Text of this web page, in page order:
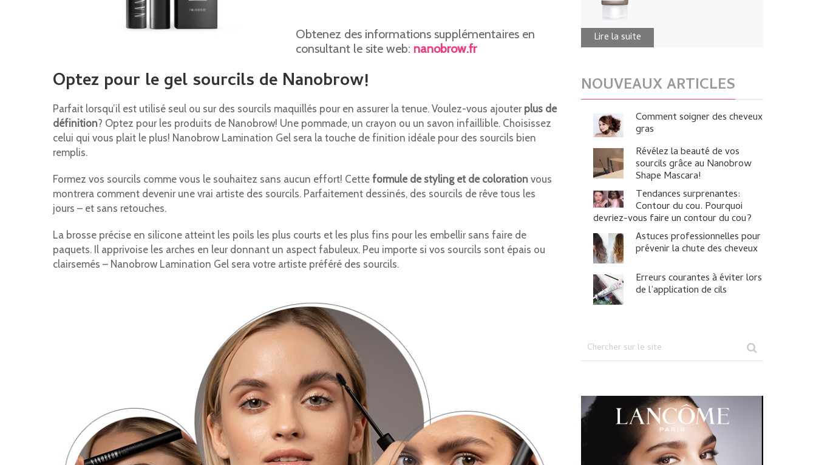
Obtenez des informations supplémentaires en
consultant le site web: nanobrow.fr
Optez pour le gel sourcils de Nanobrow!
Parfait lorsqu’il est utilisé seul ou sur des sourcils maquillés pour en assurer la tenue. Voulez-vous ajouter plus de
définition? Optez pour les produits de Nanobrow! Une pommade, un crayon ou un savon infaillible. Choisissez
celui qui vous plait le plus! Nanobrow Lamination Gel sera la touche de finition idéale pour des sourcils bien
remplis.
Formez vos sourcils comme vous le souhaitez sans aucun effort! Cette formule de styling et de coloration vous
montrera comment devenir une vrai artiste des sourcils. Parfaitement dessinés, des sourcils de rêve tous les
jours – et sans retouches.
La brosse précise en silicone atteint les poils les plus courts et les plus fins pour les embellir sans faire de
paquets. Il apprivoise les arches en leur donnant un aspect fabuleux. Peu importe si vos sourcils sont épais ou
clairsemés – Nanobrow Lamination Gel sera votre artiste préféré des sourcils.
Lire la suite
NOUVEAUX ARTICLES
Comment soigner des cheveux
gras
Révélez la beauté de vos
sourcils grâce au Nanobrow
Shape Mascara!
Tendances surprenantes:
Contour du cou. Pourquoi
devriez-vous faire un contour du cou?
Astuces professionnelles pour
prévenir la chute des cheveux
Erreurs courantes à éviter lors
de l’application de cils